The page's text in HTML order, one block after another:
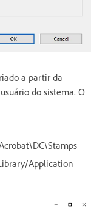
a partir da
do sistema. O
Application